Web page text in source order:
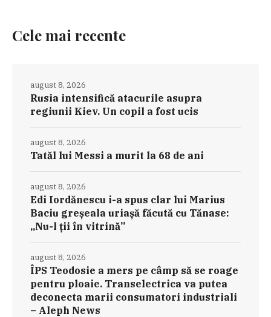
Cele mai recente
Rusia intensifică atacurile asupra
regiunii Kiev. Un copil a fost ucis
august 8, 2026
Tatăl lui Messi a murit la 68 de ani
august 8, 2026
Edi Iordănescu i-a spus clar lui Marius
Baciu greșeala uriașă făcută cu Tănase:
„Nu-l ții în vitrină”
august 8, 2026
ÎPS Teodosie a mers pe câmp să se roage
pentru ploaie. Transelectrica va putea
deconecta marii consumatori industriali
– Aleph News
august 8, 2026